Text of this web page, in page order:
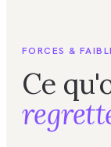
FORCES &
Ce